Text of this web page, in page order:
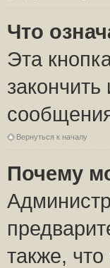
Что
Эта
Вернуться к началу
Почему
также,